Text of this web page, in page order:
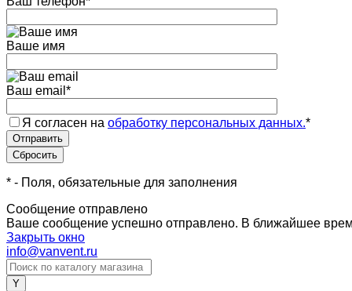
Ваше имя
Ваш email *
Я согласен на обработку персональных данных.*
* - Поля, обязательные для заполнения
Сообщение отправлено
Ваше сообщение успешно отправлено. В ближайшее
Закрыть окно
info@vanvent.ru